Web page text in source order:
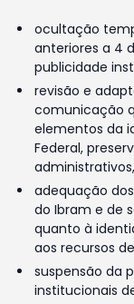
ocultação
anteriores a 4
publicidade
revisão e
comunicação
elementos da
Federal,
adequação
do Ibram e de
quanto à
aos recursos
suspensão da
institucionais